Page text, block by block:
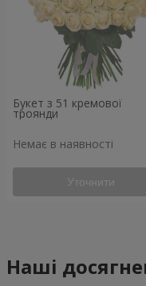
Букет з 51 кремової
троянди
Немає в наявності
Уточнити
Наші